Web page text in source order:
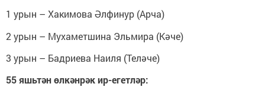
1 урын – Хакимова Әлфинур (Арча)
2 урын – Мухаметшина Эльмира (Кәче)
3 урын – Бадриева Наиля (Теләче)
55 яшьтән өлкәнрәк ир-егетләр: